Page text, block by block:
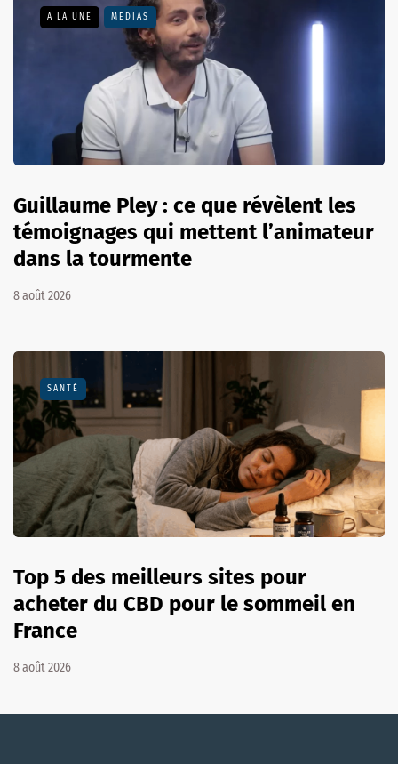
A LA UNE MÉDIAS
Guillaume Pley : ce que révèlent les
témoignages qui mettent l’animateur
dans la tourmente
8 août 2026
SANTÉ
Top 5 des meilleurs sites pour
acheter du CBD pour le sommeil en
France
8 août 2026